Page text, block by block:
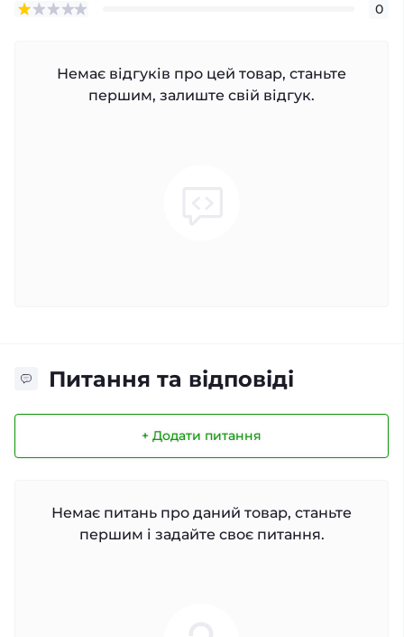
0
Немає відгуків про цей товар, станьте
першим, залиште свій відгук.
Питання та відповіді
+ Додати питання
Немає питань про даний товар, станьте
першим і задайте своє питання.